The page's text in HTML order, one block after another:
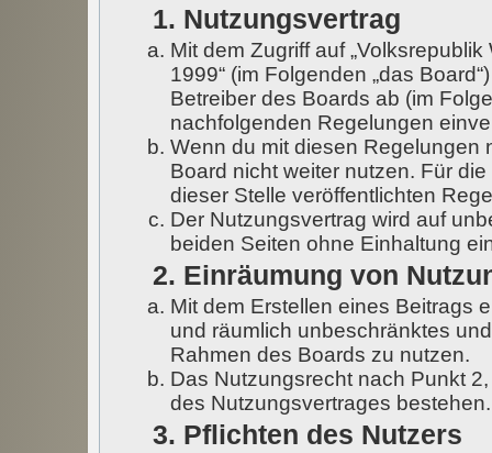
1. Nutzungsvertrag
Mit dem Zugriff auf
1999“ (im Folgenden „das
Betreiber des Boards ab (im
nachfolgenden Regelungen
Wenn du mit diesen Regelungen
Board nicht weiter nutzen. Für
dieser Stelle veröffentlichten
Der Nutzungsvertrag wird auf
beiden Seiten ohne Einhaltung
2. Einräumung von
Mit dem Erstellen eines Beitrags
und räumlich unbeschränktes
Rahmen des Boards zu nutzen.
Das Nutzungsrecht nach Punkt
des Nutzungsvertrages bestehen.
3. Pflichten des Nutzers